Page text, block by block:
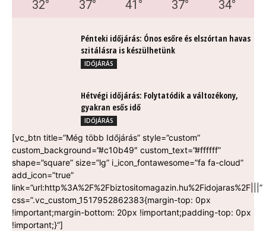
32° 37° 41 ° 37° 34°
Pénteki időjárás: Ónos esőre és elszórtan havas
szitálásra is készülhetünk
IDŐJÁRÁS
Hétvégi időjárás: Folytatódik a változékony,
gyakran esős idő
IDŐJÁRÁS
[vc_btn title=”Még több Időjárás” style=”custom”
custom_background=”#c10b49″ custom_text=”#ffffff”
shape=”square” size=”lg” i_icon_fontawesome=”fa fa-cloud”
add_icon=”true”
link=”url:http%3A%2F%2Fbiztositomagazin.hu%2Fidojaras%2F|||”
css=”.vc_custom_1517952862383{margin-top: 0px
!important;margin-bottom: 20px !important;padding-top: 0px
!important;}”]